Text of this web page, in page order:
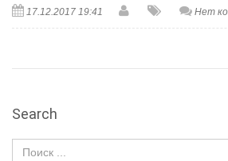
17.12.2017 19:41 Нет
Search